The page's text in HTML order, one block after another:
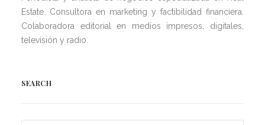
Estate. Consultora en marketing y factibilidad financiera.
Colaboradora editorial en medios impresos, digitales,
televisión y radio.
SEARCH